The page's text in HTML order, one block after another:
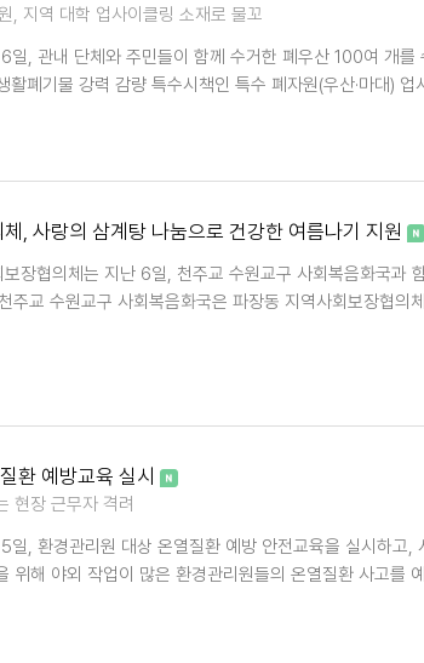
, 지역 대학 업사이클링 소재로 물꼬
일, 관내 단체와 주민들이 함께 수거한 폐우산 100여 개
폐기물 강력 감량 특수시책인 특수 폐자원(우산·마대)
, 사랑의 삼계탕 나눔으로 건강한 여름나기 지원
장협의체는 지난 6일, 천주교 수원교구 사회복음화국과
주교 수원교구 사회복음화국은 파장동 지역사회보장협
환 예방교육 실시
현장 근무자 격려
일, 환경관리원 대상 온열질환 예방 안전교육을 실시하고
위해 야외 작업이 많은 환경관리원들의 온열질환 사고를